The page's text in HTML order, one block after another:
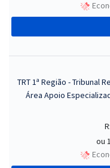
TRT 1ª Região - Tribunal
Área Apoio
ou